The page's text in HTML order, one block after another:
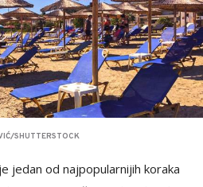
SHUTTERSTOCK
jedan od najpopularnijih koraka